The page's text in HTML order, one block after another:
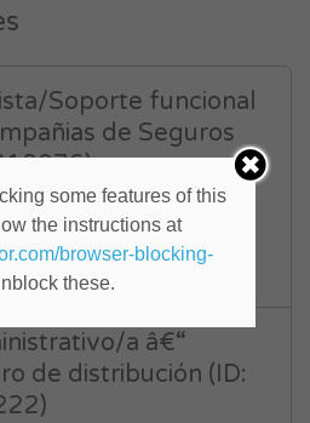
Soporte funcional
de Seguros
Federal,Centro
hace 10 años
a â€“
de distribución (ID:
some features of this
the instructions at
browser-blocking-
these.